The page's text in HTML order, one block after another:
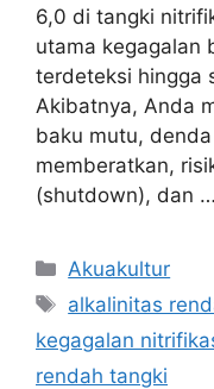
6,0 di tangki
utama kegagalan
terdeteksi hingga
Akibatnya, Anda
baku mutu,
memberatkan,
(shutdown), dan …
Akuakultur
alkalinitas
kegagalan
rendah tangki